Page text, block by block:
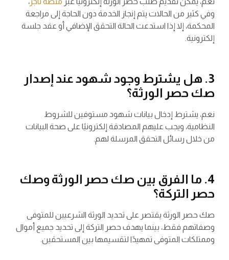
وفي كثير من الحالات يتم إنجاز الخدمة دون الحاجة إلى مراجعة
المحكمة، إلا إذا استدعت الحالة التحقق الإضافي أو عقد جلسة
إلكترونية.
3. هل يشترط وجود شهود عند إصدار
صك حصر الورثة؟
نعم، يشترط إدخال بيانات شهود مستوفين للشروط
النظامية، ويجب عليهم المصادقة إلكترونيًا على صحة البيانات
من خلال رسائل التحقق المرسلة لهم.
4. ما الفرق بين صك حصر الورثة وصك
حصر التركة؟
صك حصر الورثة يقتصر على تحديد الورثة الشرعيين للمتوفى
وصفاتهم فقط، بينما يهدف حصر التركة إلى تحديد جميع أموال
وممتلكات المتوفى تمهيدًا لتقسيمها بين المستحقين.